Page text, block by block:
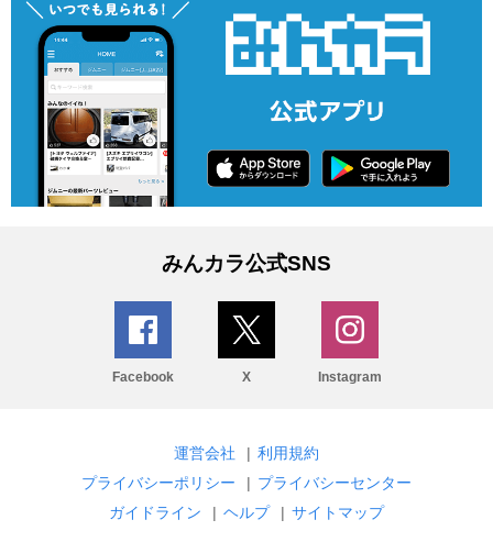
みんカラ公式SNS
Facebook X Instagram
運営会社 | 利用規約
プライバシーポリシー
| プライバシーセンター
ガイドライン
| ヘルプ | サイトマップ